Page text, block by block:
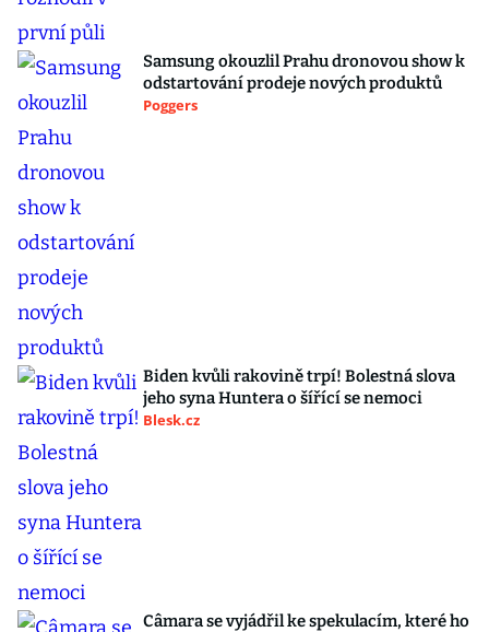
Samsung okouzlil Prahu dronovou show k
odstartování prodeje nových produktů
Poggers
Biden kvůli rakovině trpí! Bolestná slova
jeho syna Huntera o šířící se nemoci
Blesk.cz
Câmara se vyjádřil ke spekulacím, které ho